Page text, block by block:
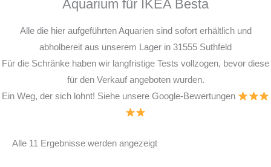
Aquarium für IKEA Besta
Alle die hier aufgeführten Aquarien sind sofort erhältlich und
abholbereit aus unserem Lager in 31555 Suthfeld
Für die Schränke haben wir langfristige Tests vollzogen, bevor diese
für den Verkauf angeboten wurden.
Ein Weg, der sich lohnt! Siehe unsere Google-Bewertungen
Alle 11 Ergebnisse werden angezeigt